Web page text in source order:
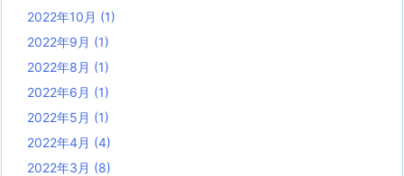
2022年10月 (1)
2022年9月 (1)
2022年8月 (1)
2022年6月 (1)
2022年5月 (1)
2022年4月 (4)
2022年3月 (8)